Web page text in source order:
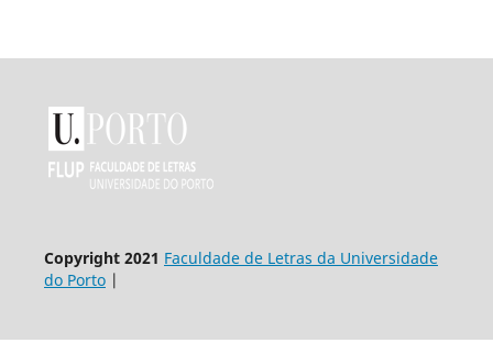
Copyright 2021 Faculdade de Letras da Universidade
do Porto |